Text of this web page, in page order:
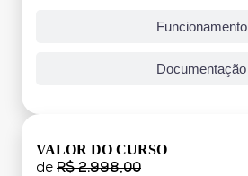
Funcionamento
Documentação
VALOR DO CURSO
de R$ 2.998,00